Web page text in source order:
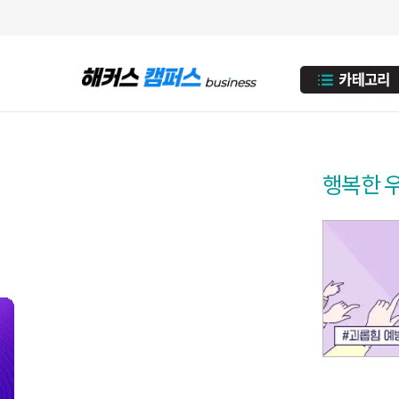
행복한